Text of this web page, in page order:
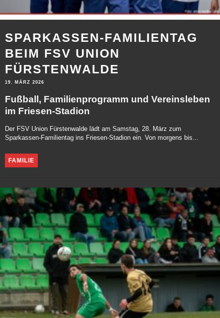
SPARKASSEN-FAMILIENTAG
BEIM FSV UNION
FÜRSTENWALDE
19. MÄRZ 2026
Fußball, Familienprogramm und Vereinsleben
im Friesen-Stadion
Der FSV Union Fürstenwalde lädt am Samstag, 28. März zum
Sparkassen-Familientag ins Friesen-Stadion ein. Von morgens bis...
FAMILIE